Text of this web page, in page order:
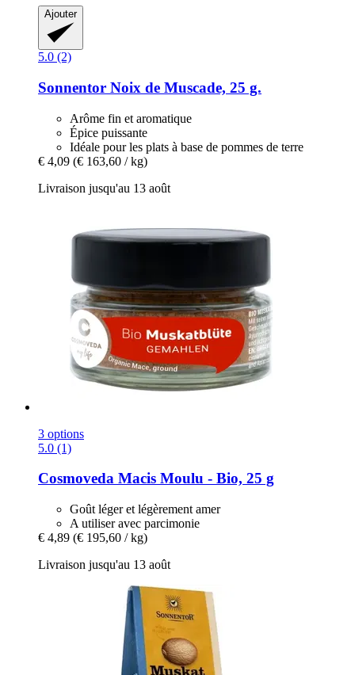
Ajouter
5.0 (2)
Sonnentor Noix de Muscade, 25 g.
Arôme fin et aromatique
Épice puissante
Idéale pour les plats à base de pommes de terre
€ 4,09 (€ 163,60 / kg)
Livraison jusqu'au 13 août
3 options
5.0 (1)
Cosmoveda Macis Moulu -​ Bio, 25 g
Goût léger et légèrement amer
A utiliser avec parcimonie
€ 4,89 (€ 195,60 / kg)
Livraison jusqu'au 13 août